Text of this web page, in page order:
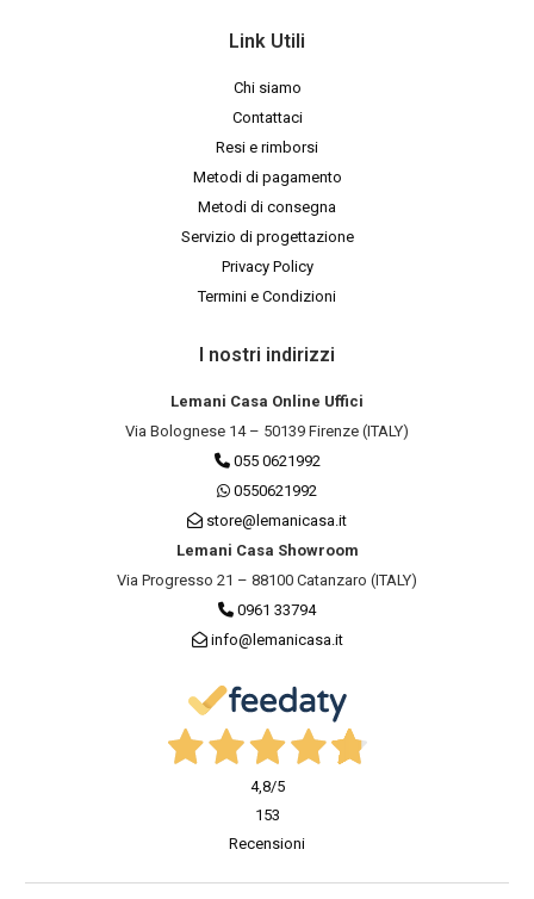
Link Utili
Chi siamo
Contattaci
Resi e rimborsi
Metodi di pagamento
Metodi di consegna
Servizio di progettazione
Privacy Policy
Termini e Condizioni
I nostri indirizzi
Lemani Casa Online Uffici
Via Bolognese 14 – 50139 Firenze (ITALY)
055 0621992
0550621992
store@lemanicasa.it
Lemani Casa Showroom
Via Progresso 21 – 88100 Catanzaro (ITALY)
0961 33794
info@lemanicasa.it
4,8/5
153
Recensioni